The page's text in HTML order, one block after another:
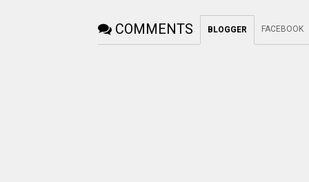
COMMENTS BLOGGER FACEBOOK